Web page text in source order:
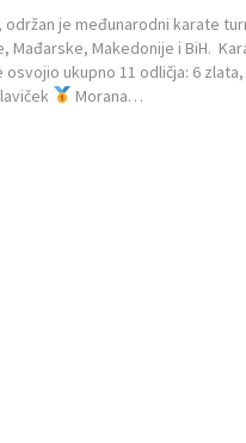
održan je međunarodni karate
Mađarske, Makedonije i BiH.
ukupno 11 odličja: 6
Morana…